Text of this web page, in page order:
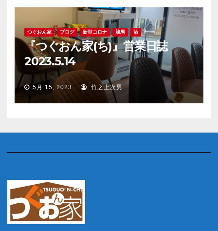
つぐおん家 ブログ 新型コロナ 競馬 酒
『つぐおん家(ち)』営業日誌
2023.5.14
5月 15, 2023 竹之上次男